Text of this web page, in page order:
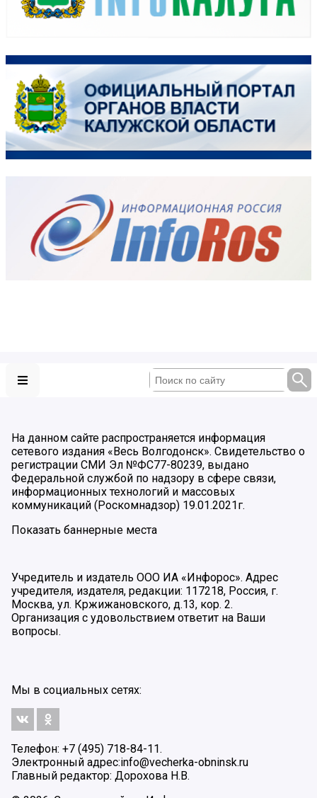
На данном сайте распространяется информация
сетевого издания «Весь Волгодонск». Свидетельство о
регистрации СМИ Эл №ФС77-80239, выдано
Федеральной службой по надзору в сфере связи,
информационных технологий и массовых
коммуникаций (Роскомнадзор) 19.01.2021г.
Показать баннерные места
Учредитель и издатель ООО ИА «Инфорос». Адрес
учредителя, издателя, редакции: 117218, Россия, г.
Москва, ул. Кржижановского, д.13, кор. 2.
Организация с удовольствием ответит на Ваши
вопросы.
Мы в социальных сетях:
Телефон: +7 (495) 718-84-11.
Электронный адрес:info@vecherka-obninsk.ru
Главный редактор: Дорохова Н.В.